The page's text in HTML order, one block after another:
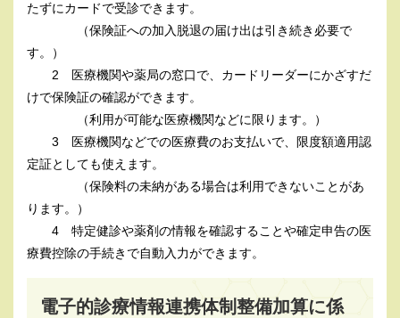
たずにカードで受診できます。
（保険証への加入脱退の届け出は引き続き必要で
す。）​
2 医療機関や薬局の窓口で、カードリーダーにかざすだ
けで保険証の確認ができます。
（利用が可能な医療機関などに限ります。）
3 医療機関などでの医療費のお支払いで、限度額適用認
定証としても使えます。
（保険料の未納がある場合は利用できないことがあ
ります。）
4 特定健診や薬剤の情報を確認することや確定申告の医
療費控除の手続きで自動入力ができます。
電子的診療情報連携体制整備加算に係